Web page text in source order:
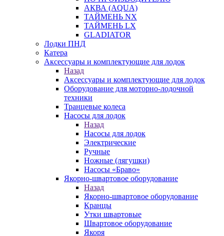
АКВА (AQUA)
ТАЙМЕНЬ NX
ТАЙМЕНЬ LX
GLADIATOR
Лодки ПНД
Катера
Аксессуары и комплектующие для лодок
Назад
Аксессуары и комплектующие для лодок
Оборудование для моторно-лодочной
техники
Транцевые колеса
Насосы для лодок
Назад
Насосы для лодок
Электрические
Ручные
Ножные (лягушки)
Насосы «Браво»
Якорно-швартовое оборудование
Назад
Якорно-швартовое оборудование
Кранцы
Утки швартовые
Швартовое оборудование
Якоря